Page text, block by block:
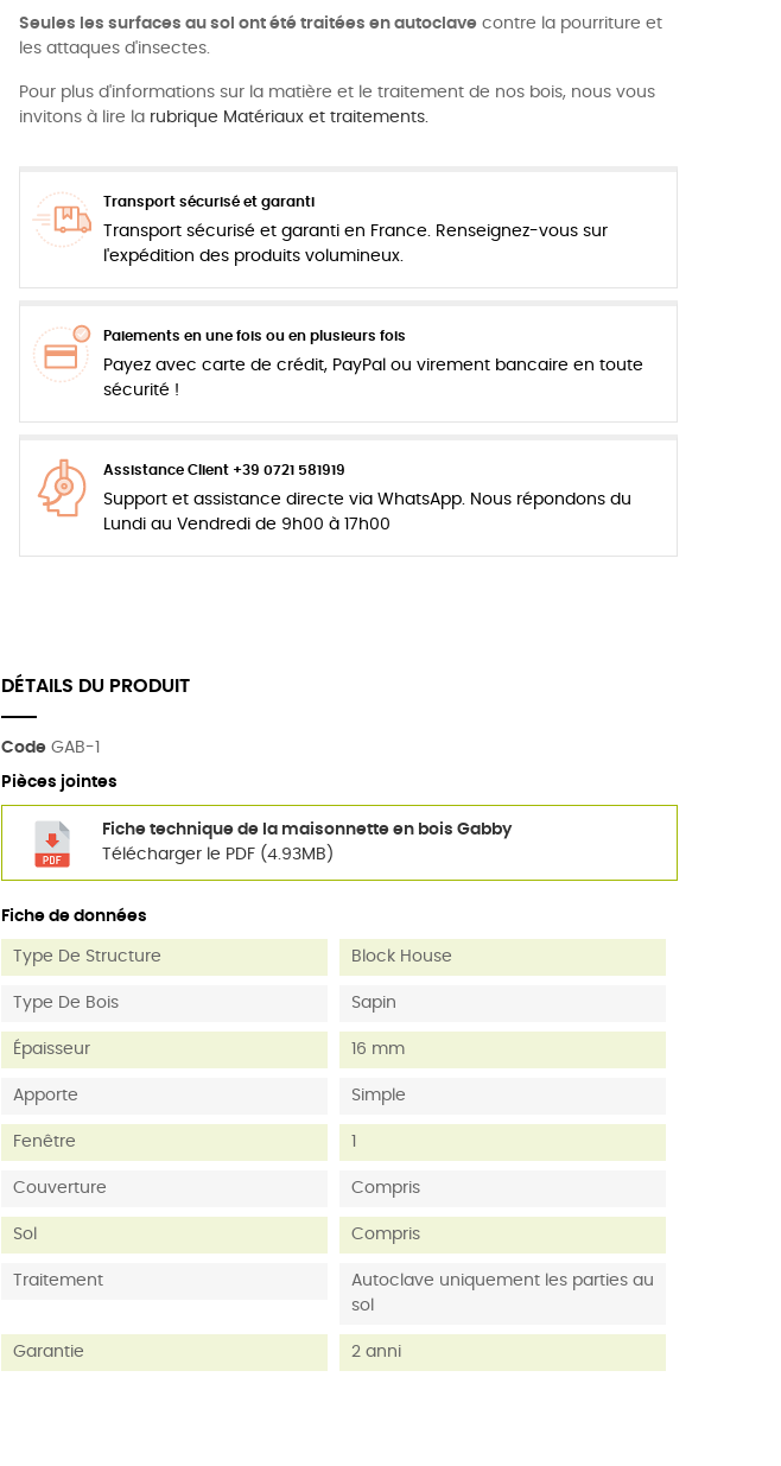
Seules les surfaces au sol ont été traitées en autoclave contre la pourriture et
les attaques d'insectes.
Pour plus d'informations sur la matière et le traitement de nos bois, nous vous
invitons à lire la rubrique Matériaux et traitements.
Transport sécurisé et garanti
Transport sécurisé et garanti en France. Renseignez-vous sur
l'expédition des produits volumineux.
Paiements en une fois ou en plusieurs fois
Payez avec carte de crédit, PayPal ou virement bancaire en toute
sécurité !
Assistance Client +39 0721 581919
Support et assistance directe via WhatsApp. Nous répondons du
Lundi au Vendredi de 9h00 à 17h00
DÉTAILS DU PRODUIT
Code GAB-1
Pièces jointes
Fiche technique de la maisonnette en bois Gabby
Télécharger le PDF (4.93MB)
Fiche de données
Type De Structure Block House
Type De Bois Sapin
Épaisseur 16 mm
Apporte Simple
Fenêtre
Couverture Compris
Sol Compris
Traitement
Autoclave uniquement les parties au
sol
Garantie 2 anni